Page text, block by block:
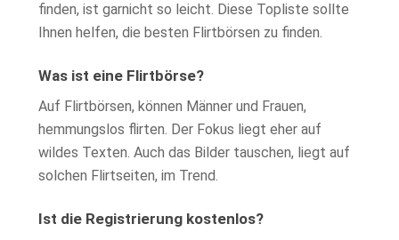
finden, ist garnicht so leicht. Diese Topliste sollte
Ihnen helfen, die besten Flirtbörsen zu finden.
Was ist eine Flirtbörse?
Auf Flirtbörsen, können Männer und Frauen,
hemmungslos flirten. Der Fokus liegt eher auf
wildes Texten. Auch das Bilder tauschen, liegt auf
solchen Flirtseiten, im Trend.
Ist die Registrierung kostenlos?